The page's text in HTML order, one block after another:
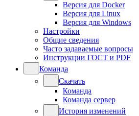
Версия для Docker
Версия для Linux
Версия для Windows
Настройки
Общие сведения
Часто задаваемые вопросы
Инструкции ГОСТ и PDF
Команда
Скачать
Команда
Команда сервер
История изменений